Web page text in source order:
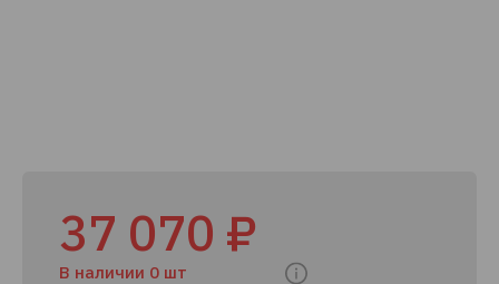
37 070 ₽
В наличии 0 шт